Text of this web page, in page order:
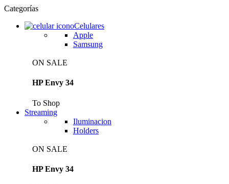
Categorías
Celulares
Apple
Samsung
ON SALE
HP Envy 34
To Shop
Streaming
Iluminacion
Holders
ON SALE
HP Envy 34